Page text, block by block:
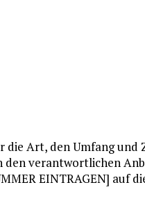
LINKS ÜBERHOLEN
Art, den Umfang und
verantwortlichen
EINTRAGEN] auf